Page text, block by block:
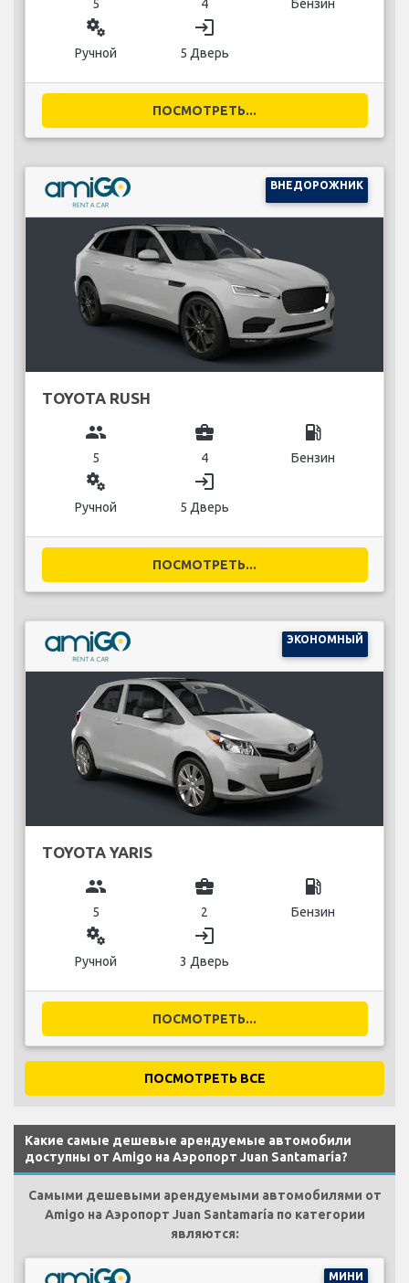
5 4 Бензин
miscellaneous_services
Ручной
login
5 Дверь
ПОСМОТРЕТЬ...
ВНЕДОРОЖНИК
TOYOTA RUSH
group
5
business_center
4
local_gas_station
Бензин
miscellaneous_services
Ручной
login
5 Дверь
ПОСМОТРЕТЬ...
ЭКОНОМНЫЙ
TOYOTA YARIS
group
5
business_center
2
local_gas_station
Бензин
miscellaneous_services
Ручной
login
3 Дверь
ПОСМОТРЕТЬ...
ПОСМОТРЕТЬ ВСЕ
Какие самые дешевые арендуемые автомобили
доступны от Amigo на Аэропорт Juan Santamaría?
Самыми дешевыми арендуемыми автомобилями от
Amigo на Аэропорт Juan Santamaría по категории
являются:
МИНИ